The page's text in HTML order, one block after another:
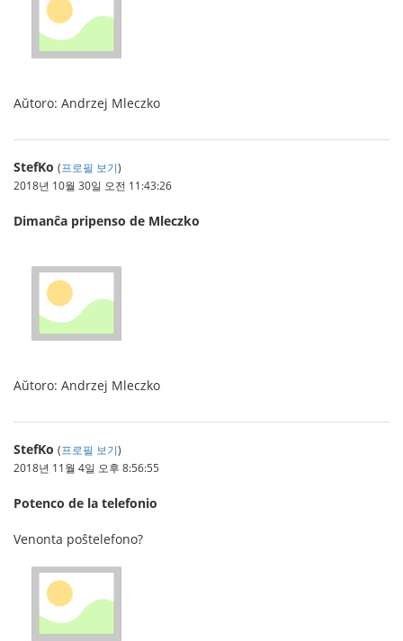
Aŭtoro: Andrzej Mleczko
StefKo (프로필 보기)
2018년 10월 30일 오전 11:43:26
Dimanĉa pripenso de Mleczko
Aŭtoro: Andrzej Mleczko
StefKo (프로필 보기)
2018년 11월 4일 오후 8:56:55
Potenco de la telefonio
Venonta poŝtelefono?